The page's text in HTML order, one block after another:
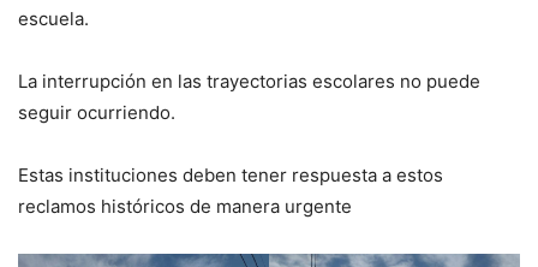
escuela.
La interrupción en las trayectorias escolares no puede
seguir ocurriendo.
Estas instituciones deben tener respuesta a estos
reclamos históricos de manera urgente